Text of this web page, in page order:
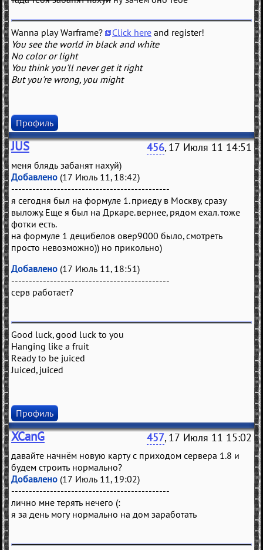
Wanna play Warframe? Click here and register!
You see the world in black and white
No color or light
You think you'll never get it right
But you're wrong, you might
Профиль
JUS 456, 17 Июля 11 14:51
меня блядь забанят нахуй)
Добавлено (17 Июль 11, 18:42)
---------------------------------------------
я сегодня был на формуле 1. приеду в Москву, сразу
выложу. Еще я был на Дркаре. вернее, рядом ехал. тоже
фотки есть.
на формуле 1 децибелов овер9000 было, смотреть
просто невозможно)) но прикольно)
Добавлено (17 Июль 11, 18:51)
---------------------------------------------
серв работает?
Good luck, good luck to you
Hanging like a fruit
Ready to be juiced
Juiced, juiced
Профиль
XCanG 457, 17 Июля 11 15:02
давайте начнём новую карту с приходом сервера 1.8 и
будем строить нормально?
Добавлено (17 Июль 11, 19:02)
---------------------------------------------
лично мне терять нечего (:
я за день могу нормально на дом заработать